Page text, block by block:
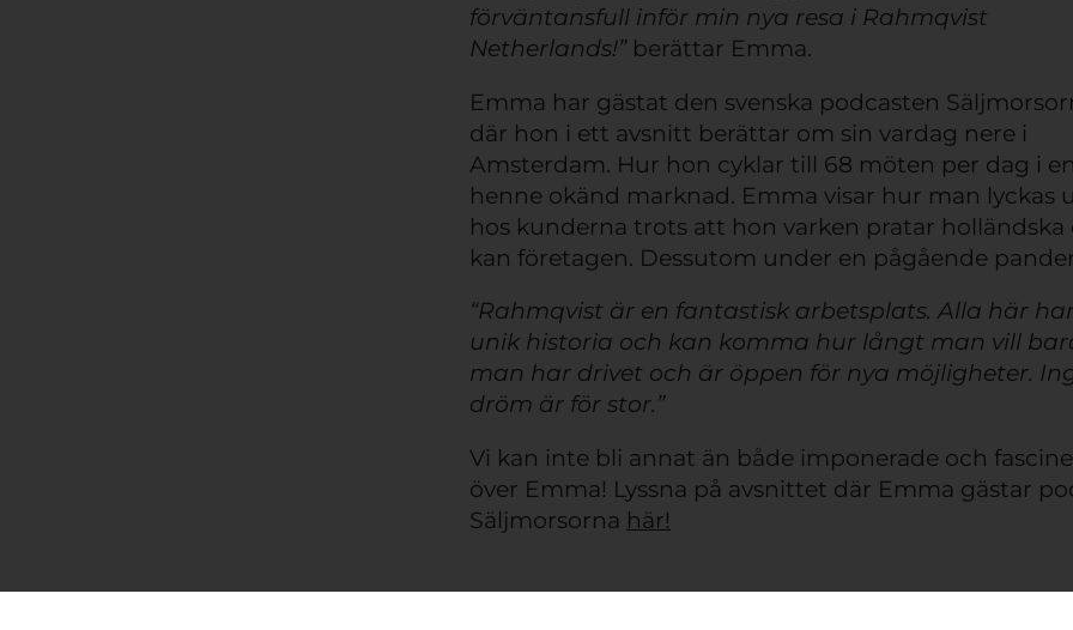
förväntansfull inför min nya resa i Rahmqvist
Netherlands!” berättar Emma.
Emma har gästat den svenska podcasten
där hon i ett avsnitt berättar om sin vardag nere i
Amsterdam. Hur hon cyklar till 68 möten per dag i
henne okänd marknad. Emma visar hur man lyckas
hos kunderna trots att hon varken pratar holländska
kan företagen. Dessutom under en pågående
“Rahmqvist är en fantastisk arbetsplats. Alla här
unik historia och kan komma hur långt man vill
man har drivet och är öppen för nya möjligheter.
dröm är för stor.”
Vi kan inte bli annat än både imponerade och
över Emma! Lyssna på avsnittet där Emma gästar
Säljmorsorna här!